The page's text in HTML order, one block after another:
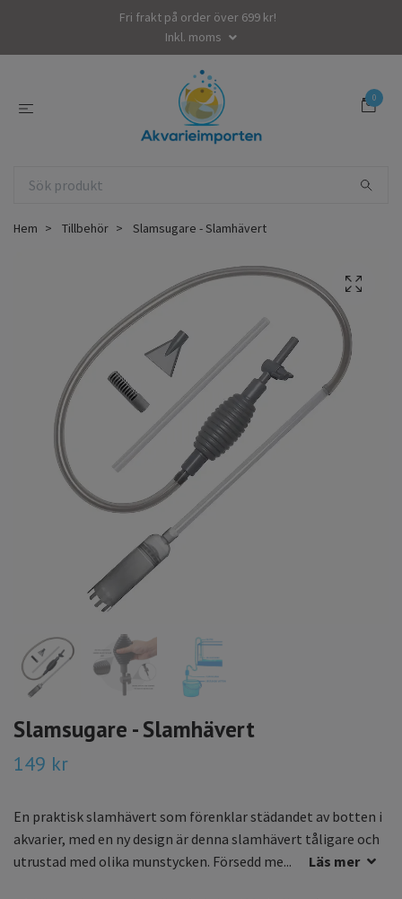
Fri frakt på order över 699 kr!
Inkl. moms
0
Hem Tillbehör Slamsugare - Slamhävert
Slamsugare - Slamhävert
149 kr
En praktisk slamhävert som förenklar städandet av botten i
akvarier, med en ny design är denna slamhävert tåligare och
utrustad med olika munstycken. Försedd me...
Läs mer